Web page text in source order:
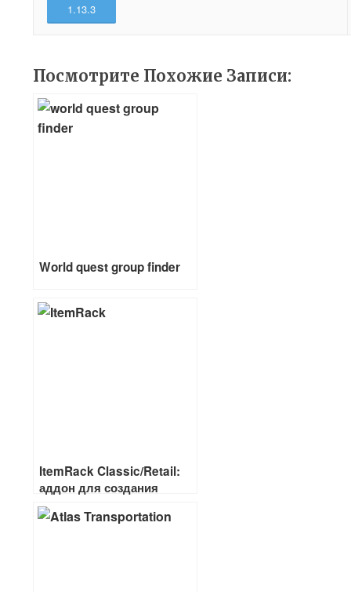
1.13.3
Посмотрите Похожие Записи:
World quest group finder
ItemRack Classic/Retail:
аддон для создания
комплектов вещей